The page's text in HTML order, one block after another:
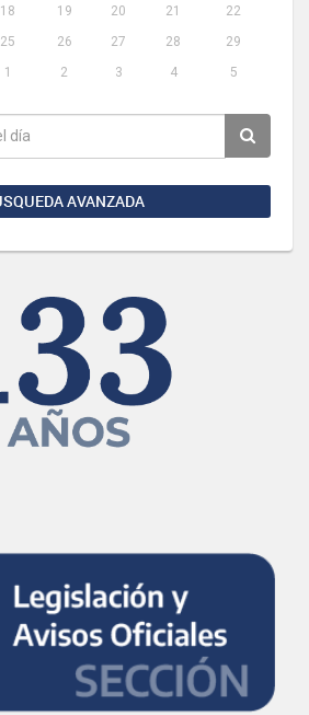
18 19 20 21
22
25 26 27 28
29
1 2 3 4 5
AVANZADA